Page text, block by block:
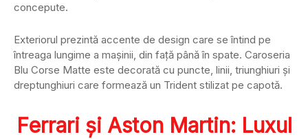
concepute.
Exteriorul prezintă accente de design care se întind pe
întreaga lungime a mașinii, din față până în spate. Caroseria
Blu Corse Matte este decorată cu puncte, linii, triunghiuri și
dreptunghiuri care formează un Trident stilizat pe capotă.
Ferrari și Aston Martin: Luxul